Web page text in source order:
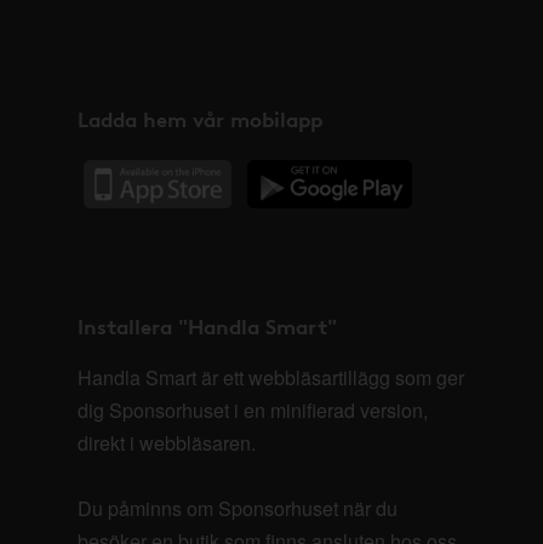
Ladda hem vår mobilapp
Installera "Handla Smart"
Handla Smart är ett webbläsartillägg som ger
dig Sponsorhuset i en minifierad version,
direkt i webbläsaren.
Du påminns om Sponsorhuset när du